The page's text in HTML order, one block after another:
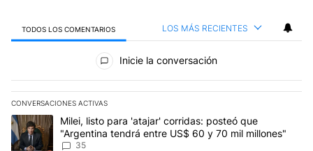
TODOS LOS COMENTARIOS LOS MÁS RECIENTES
Todos los comentarios
Inicie la conversación
CONVERSACIONES ACTIVAS
Este listado muestra los artículos con más comentarios en los
Un artículo de tendencia con el título "Milei, listo para 'atajar'
Milei, listo para 'atajar' corridas: posteó que
"Argentina tendrá entre US$ 60 y 70 mil millones"
35